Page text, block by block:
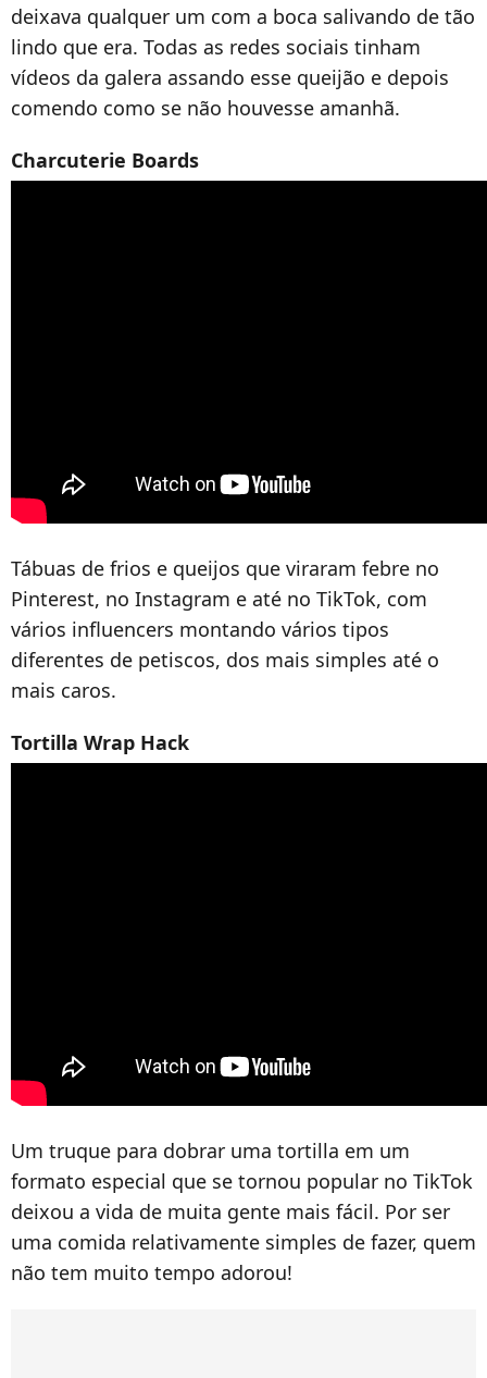
deixava qualquer um com a boca salivando de tão
lindo que era. Todas as redes sociais tinham
vídeos da galera assando esse queijão e depois
comendo como se não houvesse amanhã.
Charcuterie Boards
Tábuas de frios e queijos que viraram febre no
Pinterest, no Instagram e até no TikTok, com
vários influencers montando vários tipos
diferentes de petiscos, dos mais simples até o
mais caros.
Tortilla Wrap Hack
Um truque para dobrar uma tortilla em um
formato especial que se tornou popular no TikTok
deixou a vida de muita gente mais fácil. Por ser
uma comida relativamente simples de fazer, quem
não tem muito tempo adorou!